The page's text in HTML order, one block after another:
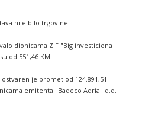
nije bilo trgovine.
dionicama ZIF "Big investiciona
od 551,46 KM.
je promet od 124.891,51
emitenta "Badeco Adria" d.d.